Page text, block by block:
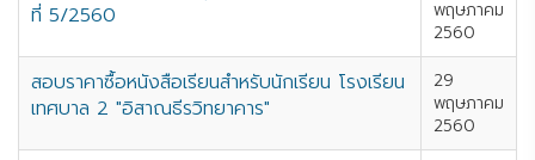
ที่ 5/2560
พฤษภาคม
2560
สอบราคาซื้อหนังสือเรียนสำหรับนักเรียน โรงเรียน
เทศบาล 2 "อิสาณธีรวิทยาคาร"
29
พฤษภาคม
2560